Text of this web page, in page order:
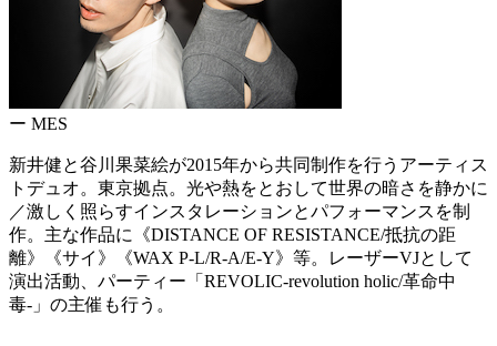
ー MES
新井健と谷川果菜絵が2015年から共同制作を行うアーティス
トデュオ。東京拠点。光や熱をとおして世界の暗さを静かに
／激しく照らすインスタレーションとパフォーマンスを制
作。主な作品に《DISTANCE OF RESISTANCE/抵抗の距
離》《サイ》《WAX P-L/R-A/E-Y》等。レーザーVJとして
演出活動、パーティー「REVOLIC-revolution holic/革命中
毒-」の主催も行う。